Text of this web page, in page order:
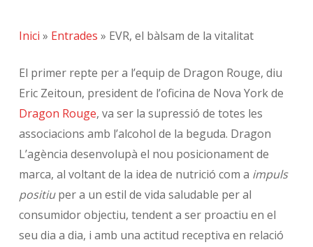
Inici » Entrades » EVR, el bàlsam de la vitalitat
El primer repte per a l’equip de Dragon Rouge, diu
Eric Zeitoun, president de l’oficina de Nova York de
Dragon Rouge, va ser la supressió de totes les
associacions amb l’alcohol de la beguda. Dragon
L’agència desenvolupà el nou posicionament de
marca, al voltant de la idea de nutrició com a impuls
positiuper a un estil de vida saludable per al
consumidor objectiu, tendent a ser proactiu en el
seu dia a dia, i amb una actitud receptiva en relació